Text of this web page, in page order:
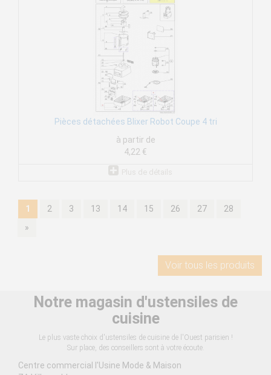
Pièces détachées Blixer Robot Coupe 4 tri
à partir de
4,22 €
1 2 3 13 14 15 26 27
28
»
Voir tous les produits
Notre magasin d'ustensiles de
cuisine
Le plus vaste choix d'ustensiles de cuisine de l'Ouest parisien !
Sur place, des conseillers sont à votre écoute.
Centre commercial l'Usine Mode & Maison